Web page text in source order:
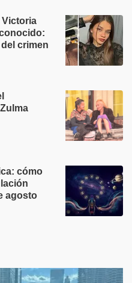
Victoria
crimen
cómo
agosto